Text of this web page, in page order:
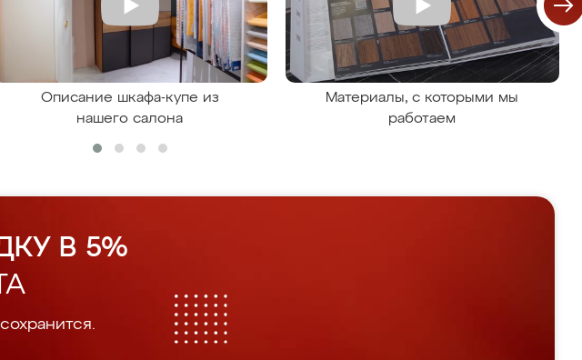
Описание шкафа-купе из
нашего салона
Материалы, с которыми мы
работаем
В 5%